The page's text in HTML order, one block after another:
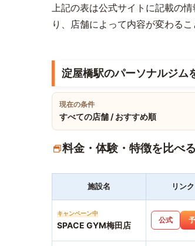
上記の表は公式サイトに記載の
り、店舗によって内容が変わる
淀屋橋駅のパーソナルジム
現在の条件
すべての店舗 / おすすめ順
料金・体験・特徴を比べる
施設名 リンク
キャンペーン中
SPACE GYM梅田店
公式